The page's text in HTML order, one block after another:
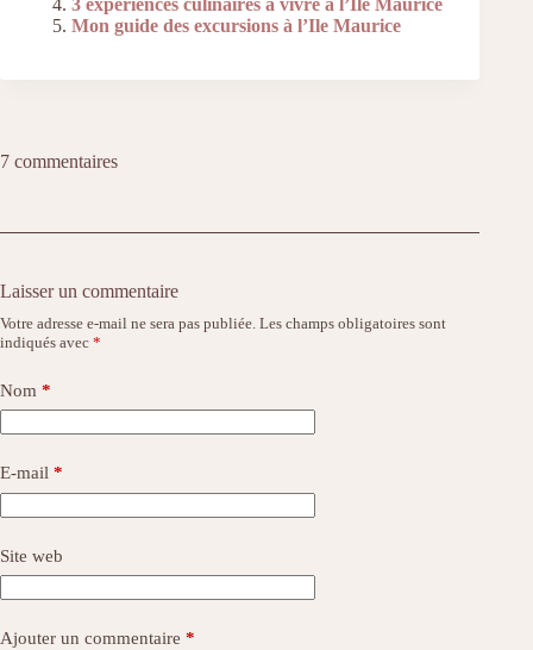
Mon guide des excursions à l’Ile Maurice
7 commentaires
Laisser un commentaire
Votre adresse e-mail ne sera pas publiée. Les champs obligatoires sont
indiqués avec *
Nom *
E-mail *
Site web
Ajouter un commentaire *